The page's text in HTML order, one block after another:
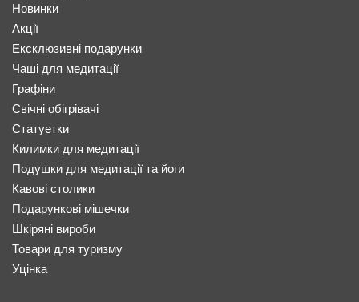
Новинки
Акції
Ексклюзивні подарунки
Чаші для медитації
Графіни
Свічні обігрівачі
Статуетки
Килимки для медитації
Подушки для медитації та йоги
Кавові столики
Подарункові мішечки
Шкіряні вироби
Товари для туризму
Уцінка